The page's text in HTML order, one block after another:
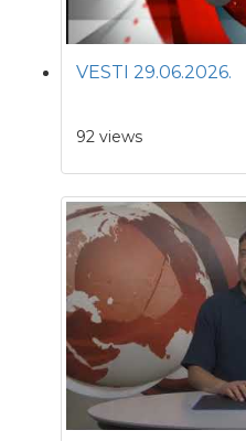
VESTI 29.06.2026.
92 views